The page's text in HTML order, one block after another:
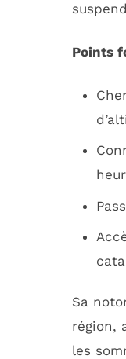
Points
Sa
région,
les